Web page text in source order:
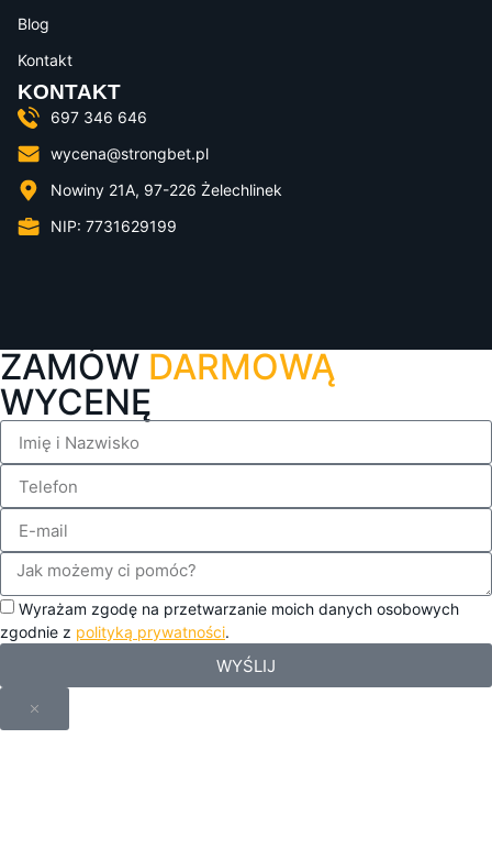
Blog
Kontakt
KONTAKT
697 346 646
wycena@strongbet.pl
Nowiny 21A, 97-226 Żelechlinek
NIP: 7731629199
ZAMÓW DARMOWĄ
WYCENĘ
Wyrażam zgodę na przetwarzanie moich danych osobowych
zgodnie z polityką prywatności.
WYŚLIJ